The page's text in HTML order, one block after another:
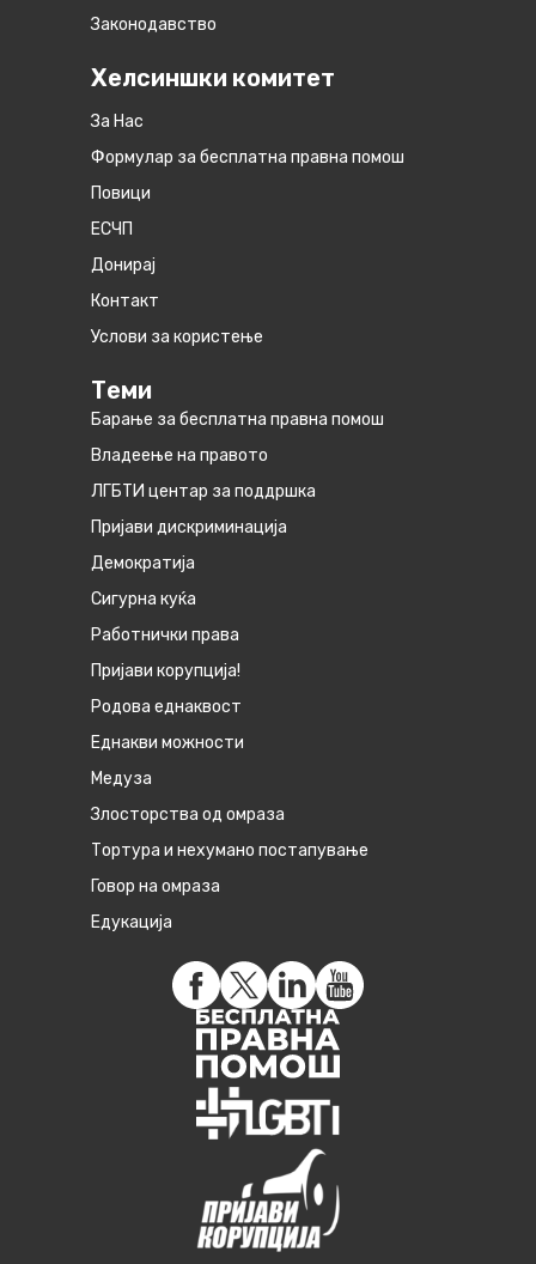
Законодавство
Хелсиншки комитет
За Нас
Формулар за бесплатна правна помош
Повици
ЕСЧП
Донирај
Контакт
Услови за користење
Теми
Барање за бесплатна правна помош
Владеење на правото
ЛГБТИ центар за поддршка
Пријави дискриминација
Демократија
Сигурна куќа
Работнички права
Пријави корупција!
Родова еднаквост
Eднакви можности
Медуза
Злосторства од омраза
Тортура и нехумано постапување
Говор на омраза
Едукација